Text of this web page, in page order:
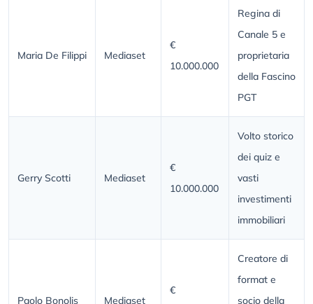
Maria De Filippi Mediaset
€
10.000.000
Regina di
Canale 5 e
proprietaria
della Fascino
PGT
Gerry Scotti Mediaset
€
10.000.000
Volto storico
dei quiz e
vasti
investimenti
immobiliari
Paolo Bonolis Mediaset
€
Creatore di
format e
socio della